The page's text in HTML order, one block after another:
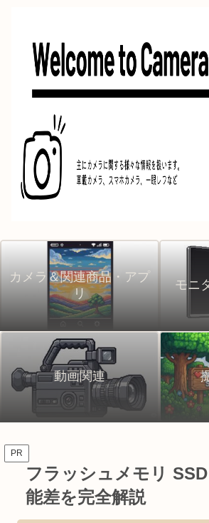
カメラ＆関連商品・アプ
リ
モニ
動画関連
PR
フラッシュメモリ
能差を完全解説